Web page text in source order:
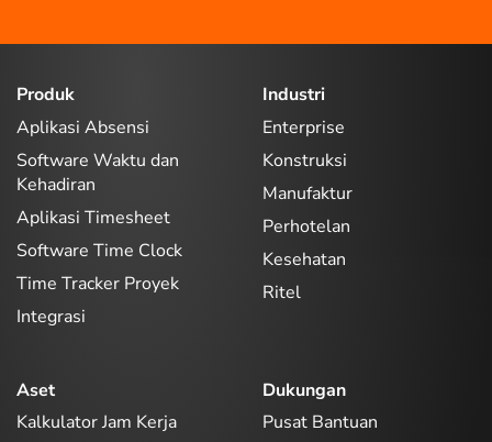
Produk
Aplikasi Absensi
Software Waktu dan
Kehadiran
Aplikasi Timesheet
Software Time Clock
Time Tracker Proyek
Integrasi
Industri
Enterprise
Konstruksi
Manufaktur
Perhotelan
Kesehatan
Ritel
Aset
Kalkulator Jam Kerja
Dukungan
Pusat Bantuan